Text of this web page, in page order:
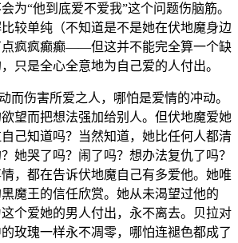
为“他到底爱不爱我”这个问题伤脑筋。
较单纯（不知道是不是她在伏地魔身边
点疯疯癫癫——但这并不能完全算一个缺
只是全心全意地为自己爱的人付出。
害所爱之人，哪怕是爱情的冲动。
望而把想法强加给别人。但伏地魔爱她
己知道吗？当然知道，她比任何人都清
她哭了吗？闹了吗？想办法复仇了吗？
，都在告诉伏地魔自己有多爱他。她唯
魔王的信任欣赏。她从未渴望过他的
个爱她的男人付出，永不离去。贝拉对
玫瑰一样永不凋零，哪怕连褪色都成了